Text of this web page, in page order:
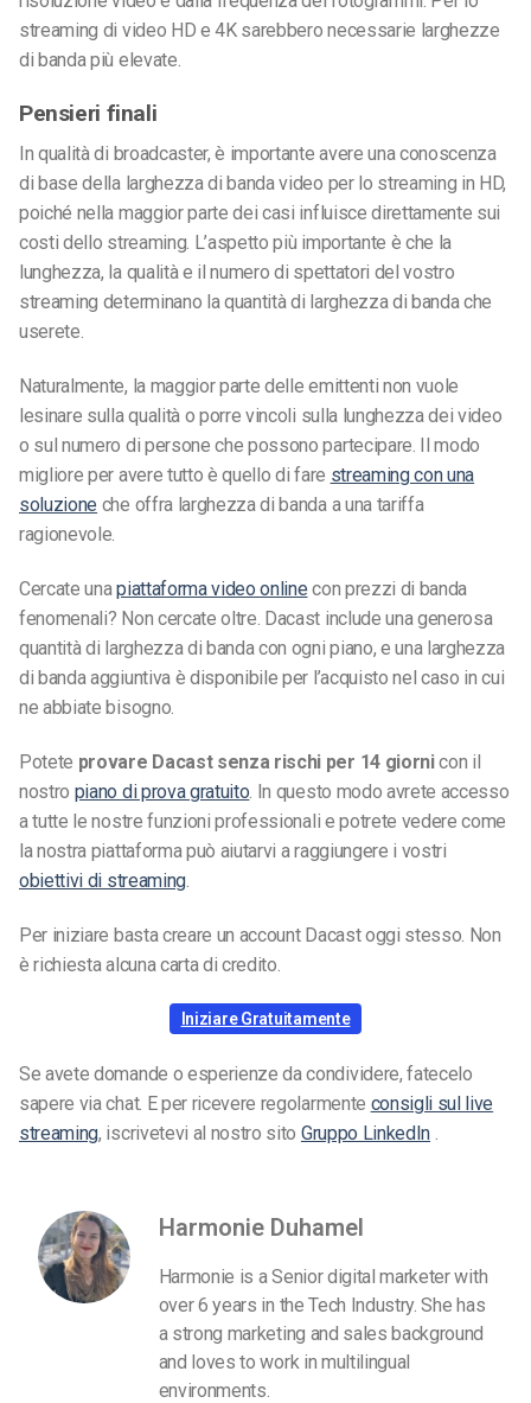
streaming di video HD e 4K sarebbero necessarie larghezze
di banda più elevate.
Pensieri finali
In qualità di broadcaster, è importante avere una conoscenza
di base della larghezza di banda video per lo streaming in HD,
poiché nella maggior parte dei casi influisce direttamente sui
costi dello streaming. L’aspetto più importante è che la
lunghezza, la qualità e il numero di spettatori del vostro
streaming determinano la quantità di larghezza di banda che
userete.
Naturalmente, la maggior parte delle emittenti non vuole
lesinare sulla qualità o porre vincoli sulla lunghezza dei video
o sul numero di persone che possono partecipare. Il modo
migliore per avere tutto è quello di fare streaming con una
soluzione che offra larghezza di banda a una tariffa
ragionevole.
Cercate unapiattaforma video online con prezzi di banda
fenomenali? Non cercate oltre. Dacast include una generosa
quantità di larghezza di banda con ogni piano, e una larghezza
di banda aggiuntiva è disponibile per l’acquisto nel caso in cui
ne abbiate bisogno.
Potete provare Dacast senza rischi per 14 giornicon il
nostro piano di prova gratuito. In questo modo avrete accesso
a tutte le nostre funzioni professionali e potrete vedere come
la nostra piattaforma può aiutarvi a raggiungere i vostri
obiettivi di streaming.
Per iniziare basta creare un account Dacast oggi stesso. Non
è richiesta alcuna carta di credito.
Iniziare Gratuitamente
Se avete domande o esperienze da condividere, fatecelo
sapere via chat. E per ricevere regolarmente consigli sul live
streaming, iscrivetevi al nostro sito Gruppo LinkedIn .
Harmonie Duhamel
Harmonie is a Senior digital marketer with
over 6 years in the Tech Industry. She has
a strong marketing and sales background
and loves to work in multilingual
environments.